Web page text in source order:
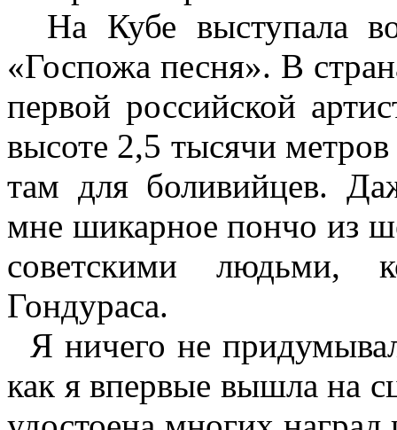
На Кубе выступала
«Госпожа песня». В
первой российской
высоте 2,5 тысячи
там для боливийцев.
мне шикарное пончо из
советскими людьми,
Гондураса.
Я ничего не
как я впервые вышла на